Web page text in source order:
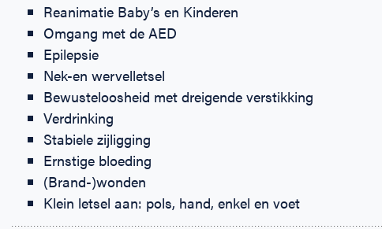
Reanimatie Baby’s en Kinderen
Omgang met de AED
Epilepsie
Nek-en wervelletsel
Bewusteloosheid met dreigende verstikking
Verdrinking
Stabiele zijligging
Ernstige bloeding
(Brand-)wonden
Klein letsel aan: pols, hand, enkel en voet